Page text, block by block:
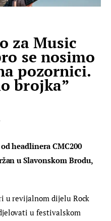
za Music
se nosimo
pozornici.
brojka”
headlinera CMC200
u Slavonskom Brodu,
u revijalnom dijelu Rock
u festivalskom